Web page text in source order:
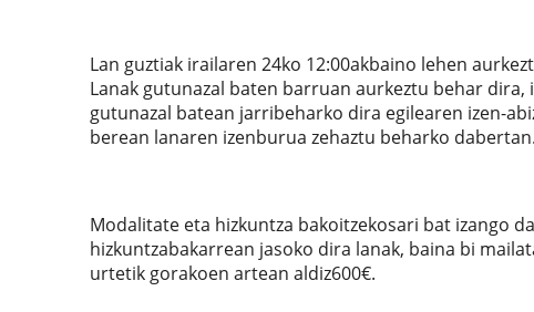
Lan guztiak irailaren 24ko 12:00akbaino lehen
Lanak gutunazal baten barruan aurkeztu behar
gutunazal batean jarribeharko dira egilearen izen-
berean lanaren izenburua zehaztu beharko dabertan.
Modalitate eta hizkuntza bakoitzekosari bat izango
hizkuntzabakarrean jasoko dira lanak, baina bi
urtetik gorakoen artean aldiz600€.